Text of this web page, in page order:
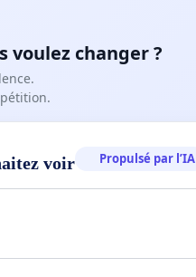
voulez changer ?
voir Propulsé par l’IA